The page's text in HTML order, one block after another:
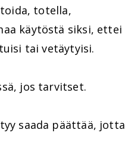
totella,
käytöstä siksi, ettei
tai vetäytyisi.
jos tarvitset.
saada päättää, jotta